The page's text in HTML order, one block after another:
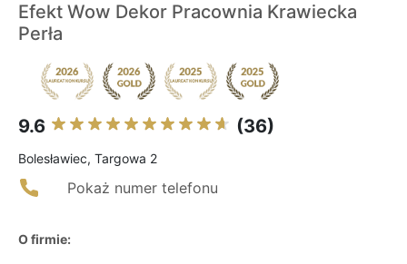
Efekt Wow Dekor Pracownia Krawiecka
Perła
9.6 (36)
Bolesławiec, Targowa 2
Pokaż numer telefonu
O firmie: